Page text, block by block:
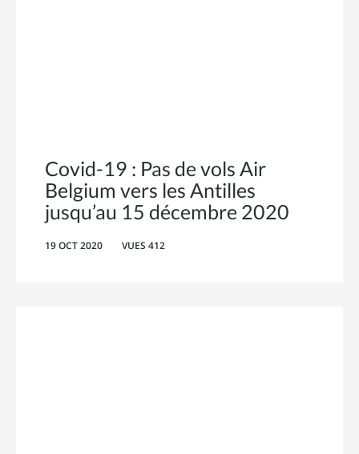
Covid-19 : Pas de vols Air
Belgium vers les Antilles
jusqu’au 15 décembre 2020
19 OCT 2020 VUES 412